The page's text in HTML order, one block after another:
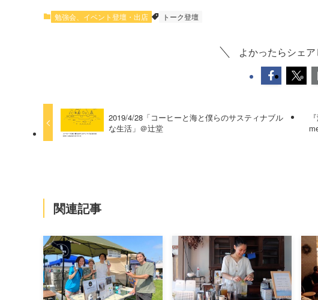
勉強会、イベント登壇・出店 トーク登壇
よかったらシェア
2019/4/28「コーヒーと海と僕らのサスティナブル
な生活」＠辻堂
関連記事